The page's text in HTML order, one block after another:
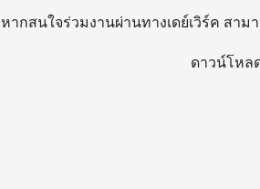
หากสนใจร่วมงานผ่านทางเดย์เวิร์ค สา
ดาวน์โหล